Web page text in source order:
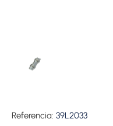
Referencia: 39L2033